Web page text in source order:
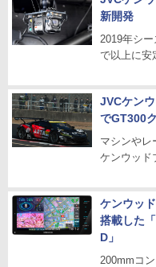
新開発
2019年シ
で以上に安
JVCケン
でGT300
マシンやレ
ケンウッド
ケンウッ
搭載した
D」
200mmコ